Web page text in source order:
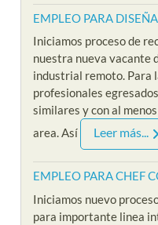
EMPLEO PARA
Iniciamos proceso de
nuestra nueva vacante
industrial remoto. Para
profesionales
similares y con al
area. Así
Leer más...
EMPLEO PARA CHEF
Iniciamos nuevo
para importante linea